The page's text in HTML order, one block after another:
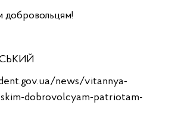
добровольцям!
news/vitannya-
dobrovolcyam-patriotam-